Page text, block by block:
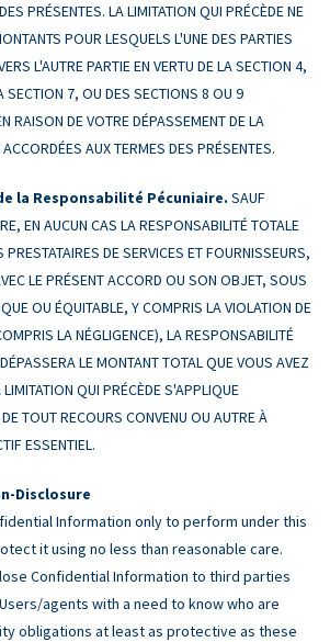
PRÉSENTES. LA LIMITATION QUI PRÉCÈDE NE
POUR LESQUELS L'UNE DES PARTIES
L'AUTRE PARTIE EN VERTU DE LA SECTION 4,
SECTION 7, OU DES SECTIONS 8 OU 9
RAISON DE VOTRE DÉPASSEMENT DE LA
AUX TERMES DES PRÉSENTES.
la Responsabilité Pécuniaire. SAUF
EN AUCUN CAS LA RESPONSABILITÉ TOTALE
DE SERVICES ET FOURNISSEURS,
LE PRÉSENT ACCORD OU SON OBJET, SOUS
OU ÉQUITABLE, Y COMPRIS LA VIOLATION DE
LA NÉGLIGENCE), LA RESPONSABILITÉ
LE MONTANT TOTAL QUE VOUS AVEZ
QUI PRÉCÈDE S'APPLIQUE
TOUT RECOURS CONVENU OU AUTRE À
ESSENTIEL.
Disclosure
Information only to perform under this
it using no less than reasonable care.
Confidential Information to third parties
agents with a need to know who are
obligations at least as protective as these